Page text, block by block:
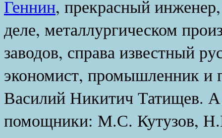
Геннин, прекрасный
деле, металлургическом
заводов, справа известный
экономист, промышленник и
Василий Никитич Татищев. А
помощники: М.С. Кутузов,